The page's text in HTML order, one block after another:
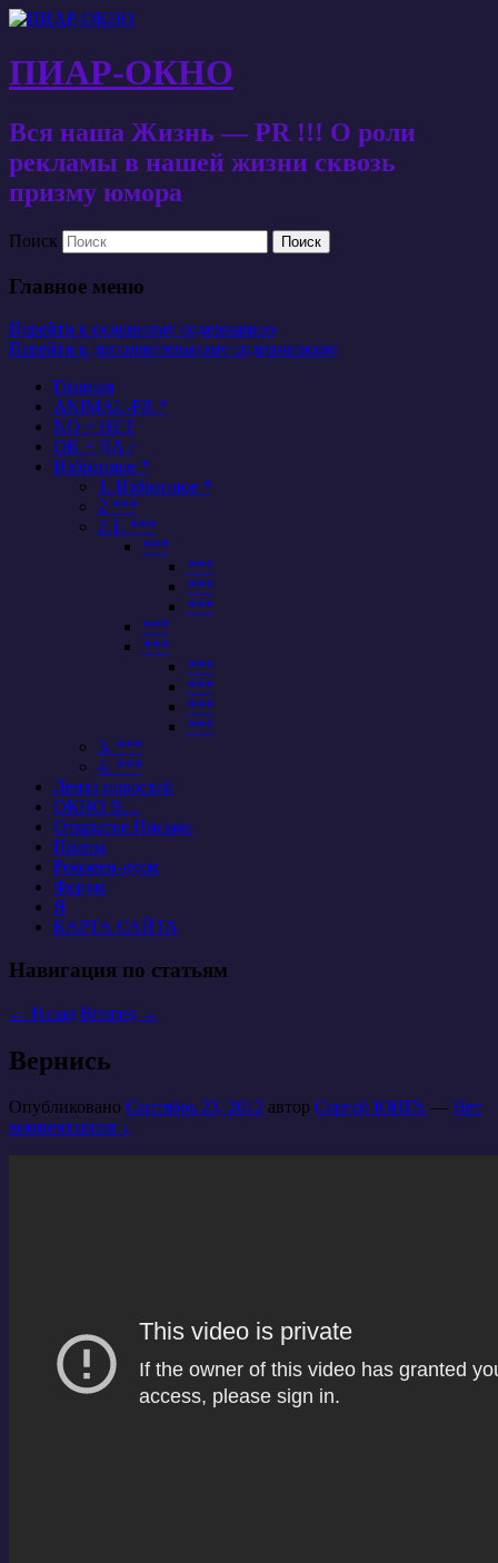
ПИАР-ОКНО
Вся наша Жизнь — PR !!! О роли
рекламы в нашей жизни сквозь
призму юмора
Поиск
Главное меню
Перейти к основному содержанию
Перейти к дополнительному содержимому
Главная
ANIMAL-PR *
NO = НЕТ
OK = ДА /
Избранное *
1. Избранное *
2 ***
2.1. ***
***
***
***
***
***
***
***
***
***
***
3. ***
4. ***
Лента новостей
ОКНО В…
Открытое Письмо
Планы
Рекомен-дуем
Форум
Я
КАРТА САЙТА
Навигация по статьям
← Назад Вперед →
Вернись
Опубликовано Сентябрь 23, 2012 автор Сергей ЮНГА — Нет
комментариев ↓